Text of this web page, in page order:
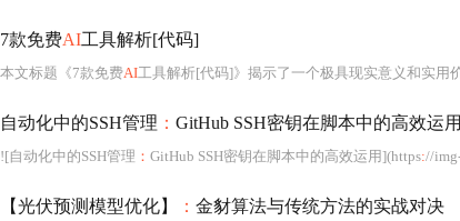
7款免费AI工具解析[代码]
本文标题《7款免费AI工具解析[代码]》揭示了一个极具现实意义和实
自动化中的SSH管理 ： GitHub SSH密钥在脚本中的高效运用
![自动化中的SSH管理 ： GitHub SSH密钥在脚本中的高效运用](https://
【光伏预测模型优化】 ： 金豺算法与传统方法的实战对决